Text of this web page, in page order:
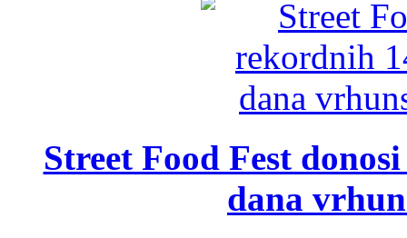
Street Food Fest
dana